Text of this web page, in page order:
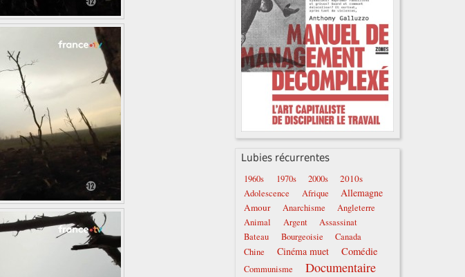
Lubies récurrentes
1960s 1970s 2000s 2010s
Adolescence Afrique Allemagne
Amour Anarchisme
Angleterre
Animal
Argent
Assassinat
Bateau
Bourgeoisie
Canada
Chine
Cinéma muet Comédie
Communisme Documentaire